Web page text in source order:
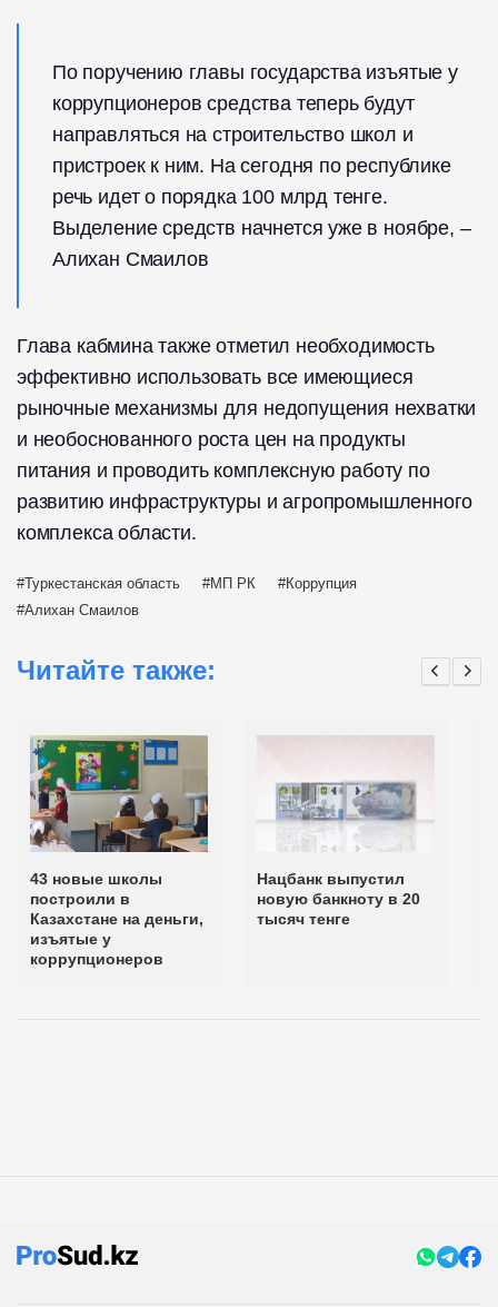
По поручению главы государства изъятые у
коррупционеров средства теперь будут
направляться на строительство школ и
пристроек к ним. На сегодня по республике
речь идет о порядка 100 млрд тенге.
Выделение средств начнется уже в ноябре, –
Алихан Смаилов
Глава кабмина также отметил необходимость
эффективно использовать все имеющиеся
рыночные механизмы для недопущения нехватки
и необоснованного роста цен на продукты
питания и проводить комплексную работу по
развитию инфраструктуры и агропромышленного
комплекса области.
Туркестанская область МП РК
Коррупция
Алихан Смаилов
Читайте также:
43 новые школы
построили в
Казахстане на деньги,
изъятые у
коррупционеров
Нацбанк выпустил
новую банкноту в 20
тысяч тенге